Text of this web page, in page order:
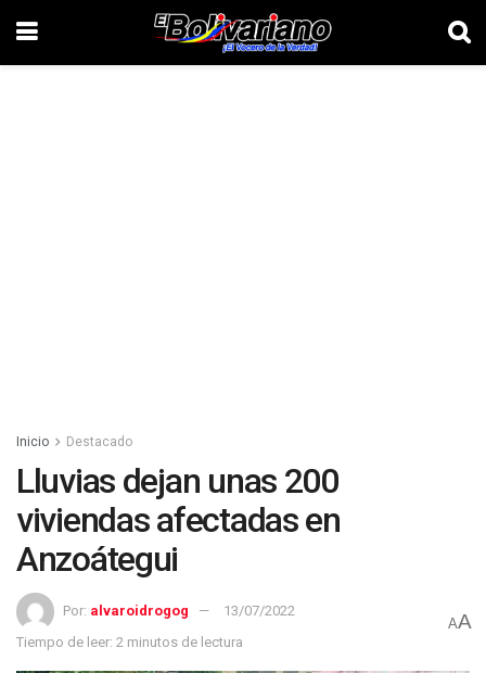
Inicio Destacado
Lluvias dejan unas 200
viviendas afectadas en
Anzoátegui
Por: alvaroidrogog
13/07/2022
Tiempo de leer: 2 minutos de lectura
AA